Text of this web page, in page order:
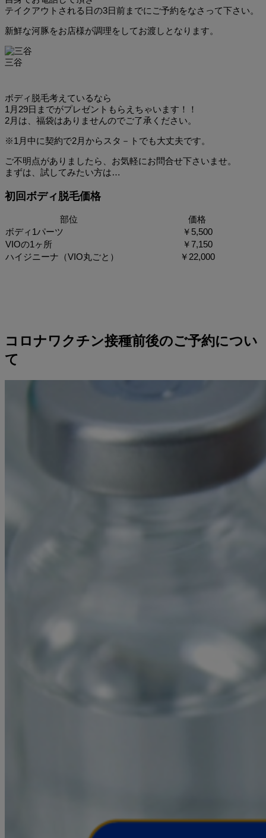
テイクアウトされる日の3日前までにご予約をなさって下さい。
新鮮な河豚をお店様が調理をしてお渡しとなります。
三谷
ボディ脱毛考えているなら
1月29日までがプレゼントもらえちゃいます！！
2月は、福袋はありませんのでご了承ください。
※1月中に契約で2月からスタ－トでも大丈夫です。
ご不明点がありましたら、お気軽にお問合せ下さいませ。
まずは、試してみたい方は…
初回ボディ脱毛価格
部位
価格
ボディ1パーツ
￥5,500
VIOの1ヶ所
￥7,150
ハイジニーナ（VIO丸ごと）
￥22,000
コロナワクチン接種前後のご予約につい
て